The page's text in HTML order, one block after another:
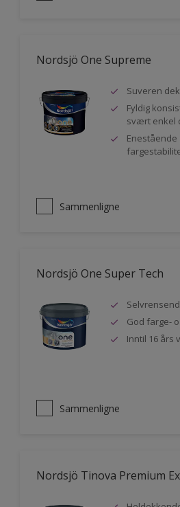
Nordsjö One Supreme
Suveren
Fyldig
svært enkel
Enestående
Sammenligne
Nordsjö One Super Tech
God farge-
Inntil 16 års
Sammenligne
Nordsjö Tinova Premium